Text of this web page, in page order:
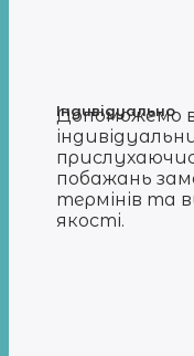
Індивідуально
Допоможемо
побажань
термінів та
якості.